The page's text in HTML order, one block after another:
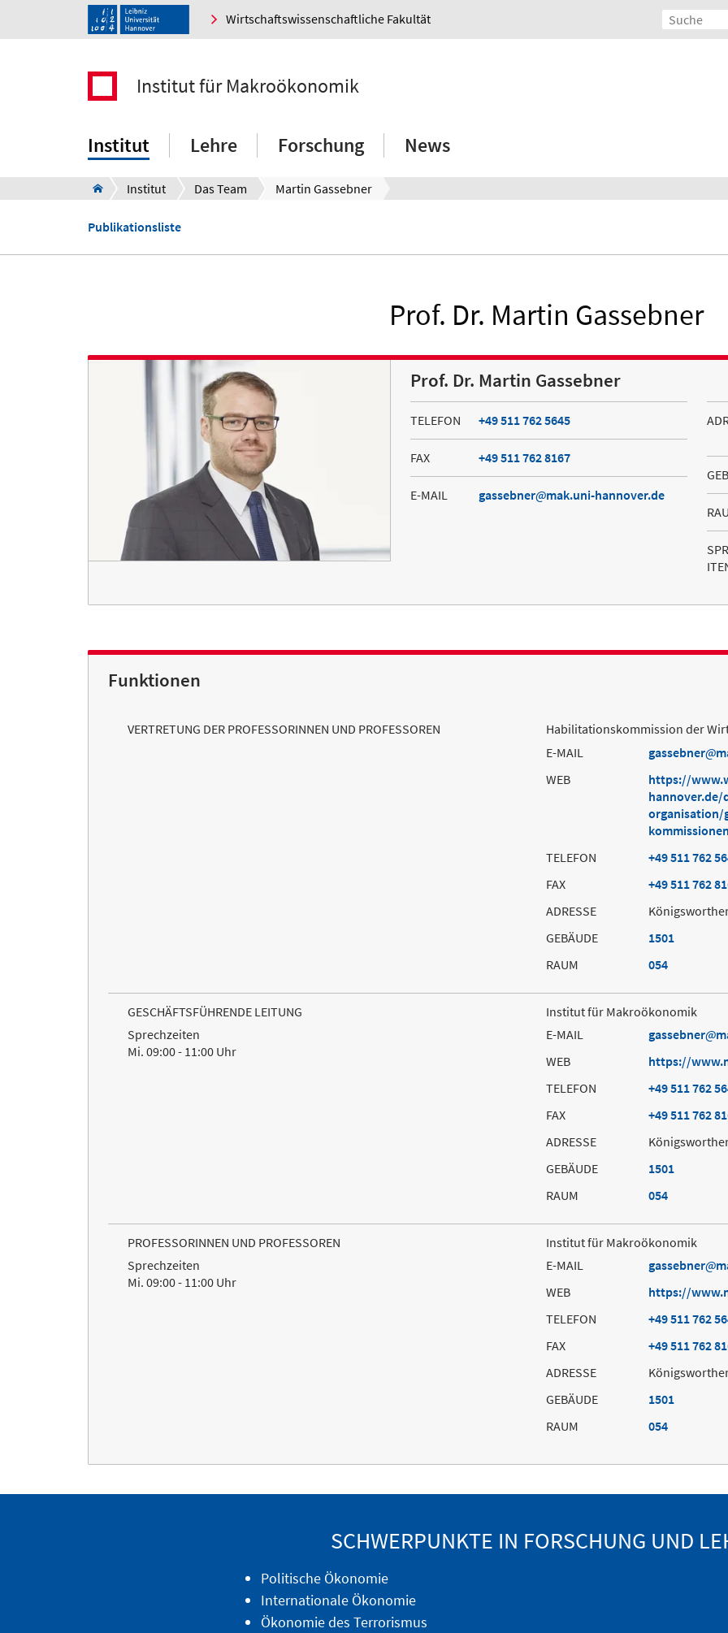
Wirtschaftswissenschaftliche Fakultät
Institut für Makroökonomik
Institut Lehre Forschung News
Institut Das Team Martin Gassebner
Publikationsliste
Prof. Dr. Martin Gassebner
Prof. Dr. Martin Gassebner
TELEFON +49 511 762 5645
FAX +49 511 762 8167
E-MAIL gassebner mak.uni-hannover.de
Funktionen
VERTRETUNG DER PROFESSORINNEN UND PROFESSOREN
Habilitationskommission der
E-MAIL
gassebner
WEB
https://
organisation/
TELEFON
+49 511 762
FAX
+49 511 762
ADRESSE
GEBÄUDE
1501
RAUM
054
GESCHÄFTSFÜHRENDE LEITUNG
Sprechzeiten
Mi. 09:00 - 11:00 Uhr
Institut für Makroökonomik
E-MAIL
gassebner
WEB
https://
TELEFON
+49 511 762
FAX
+49 511 762
ADRESSE
GEBÄUDE
1501
RAUM
054
PROFESSORINNEN UND PROFESSOREN
Sprechzeiten
Mi. 09:00 - 11:00 Uhr
Institut für Makroökonomik
E-MAIL
gassebner
WEB
https://
TELEFON
+49 511 762
FAX
+49 511 762
ADRESSE
GEBÄUDE
1501
RAUM
054
SCHWERPUNKTE IN FORSCHUNG UND
Politische Ökonomie
Internationale Ökonomie
Ökonomie des Terrorismus